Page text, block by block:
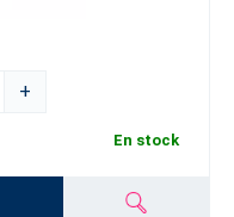
+
En stock